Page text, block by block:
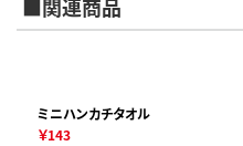
■関連商品
ミニハンカチタオル
￥143